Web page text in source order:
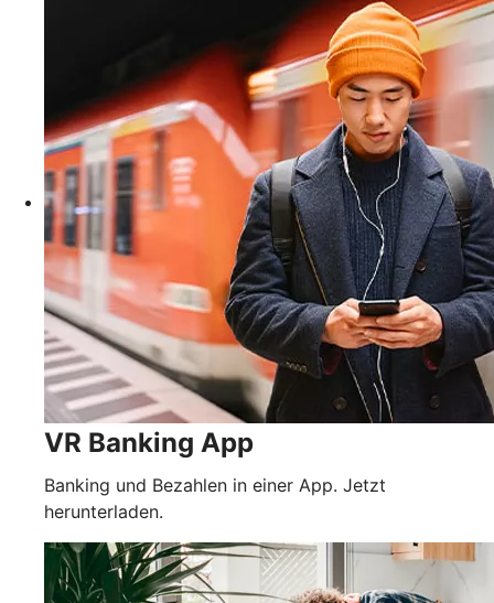
VR Banking App
Banking und Bezahlen in einer App. Jetzt
herunterladen.